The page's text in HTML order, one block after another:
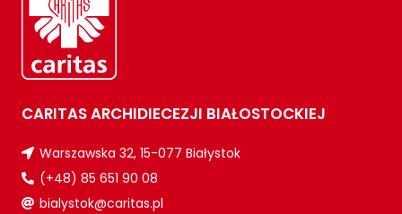
CARITAS ARCHIDIECEZJI BIAŁOSTOCKIEJ
Warszawska 32, 15-077 Białystok
(+48) 85 651 90 08
bialystok@caritas.pl